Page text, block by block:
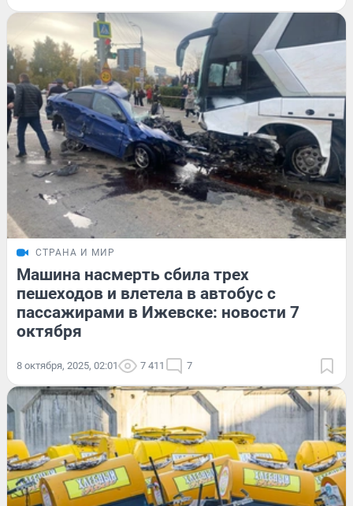
СТРАНА И МИР
Машина насмерть сбила трех
пешеходов и влетела в автобус с
пассажирами в Ижевске: новости 7
октября
8 октября, 2025, 02:01 7 411 7